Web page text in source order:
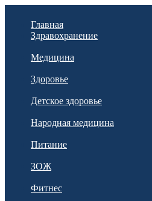
Главная
Здравохранение
Медицина
Здоровье
Детское здоровье
Народная медицина
Питание
ЗОЖ
Фитнес